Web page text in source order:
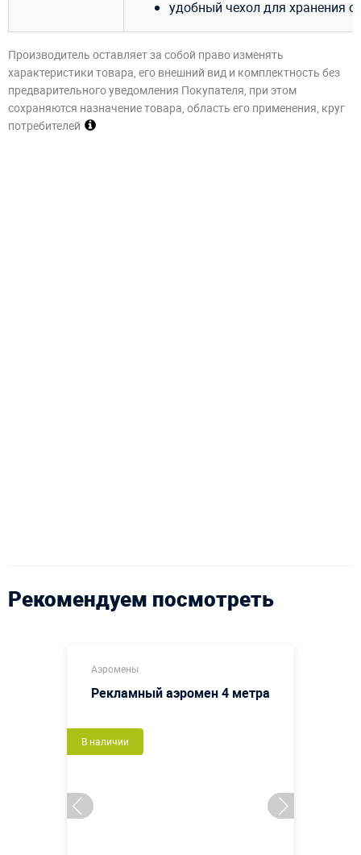
удобный чехол для хранения
Производитель оставляет за собой право изменять
характеристики товара, его внешний вид и комплектность без
предварительного уведомления Покупателя, при этом
сохраняются назначение товара, область его применения, круг
потребителей
Рекомендуем посмотреть
Аэромены
Рекламный аэромен 4 метра
В наличии